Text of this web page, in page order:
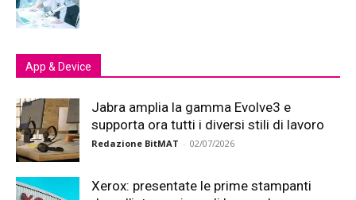
App & Device
Jabra amplia la gamma Evolve3 e
supporta ora tutti i diversi stili di lavoro
Redazione BitMAT - 02/07/2026
Xerox: presentate le prime stampanti